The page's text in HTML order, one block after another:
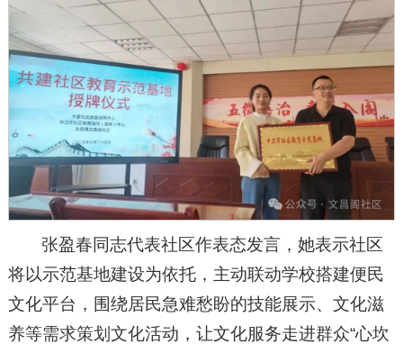
张盈春同志代表社区作表态发言，她表示社区
将以示范基地建设为依托，主动联动学校搭建便民
文化平台，围绕居民急难愁盼的技能展示、文化滋
养等需求策划文化活动，让文化服务走进群众“心坎